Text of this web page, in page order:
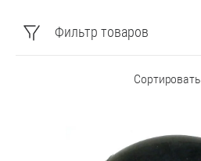
Фильтр товаров
Сортировать